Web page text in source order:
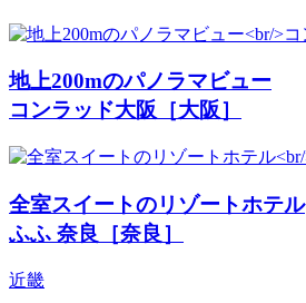
地上200mのパノラマビュー
コンラッド大阪［大阪］
全室スイートのリゾートホテル
ふふ 奈良［奈良］
近畿